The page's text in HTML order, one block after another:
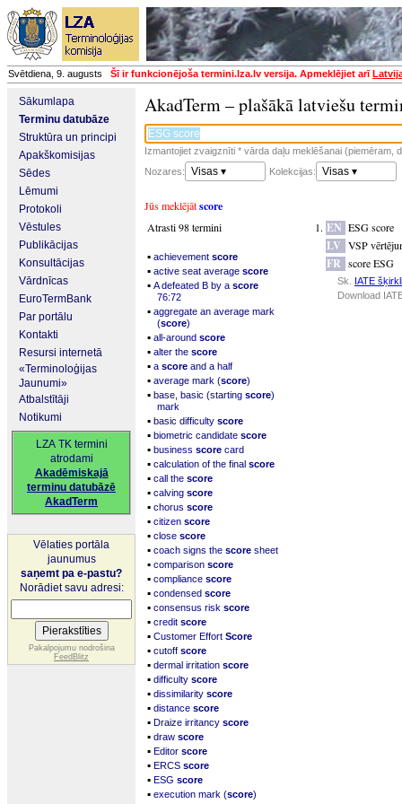
Svētdiena, 9. augusts Šī ir funkcionējoša termini.lza.lv versija. Apmeklējiet arī
Sākumlapa
Terminu datubāze
Struktūra un principi
Apakškomisijas
Sēdes
Lēmumi
Protokoli
Vēstules
Publikācijas
Konsultācijas
Vārdnīcas
EuroTermBank
Par portālu
Kontakti
Resursi internetā
«Terminoloģijas
Jaunumi»
Atbalstītāji
Notikumi
LZA TK termini
atrodami
Akadēmiskajā
terminu datubāzē
AkadTerm
Vēlaties portāla
jaunumus
saņemt pa e-pastu?
Norādiet savu adresi:
Pakalpojumu nodrošina
FeedBlitz
AkadTerm – plašākā latviešu
Izmantojiet zvaigznīti * vārda daļu meklēšanai (piemēram,
Nozares:
Visas ▾ Kolekcijas: Visas ▾
Jūs meklējātscore
Atrasti 98 termini
▪ achievement score
▪ active seat average score
▪ A defeated B by a score
76:72
▪ aggregate an average mark
(score)
▪ all-around score
▪ alter the score
▪ a score and a half
▪ average mark (score)
▪ base, basic (starting score)
mark
▪ basic difficulty score
▪ biometric candidate score
▪ business score card
▪ calculation of the final score
▪ call the score
▪ calving score
▪ chorus score
▪ citizen score
▪ close score
▪ coach signs the score sheet
▪ comparison score
▪ compliance score
▪ condensed score
▪ consensus risk score
▪ credit score
▪ Customer Effort Score
▪ cutoff score
▪ dermal irritation score
▪ difficulty score
▪ dissimilarity score
▪ distance score
▪ Draize irritancy score
▪ draw score
▪ Editor score
▪ ERCS score
▪ ESG score
▪ execution mark (score)
EN ESG score
LV VSP
FR score ESG
Sk. IATE šķirkli
Download